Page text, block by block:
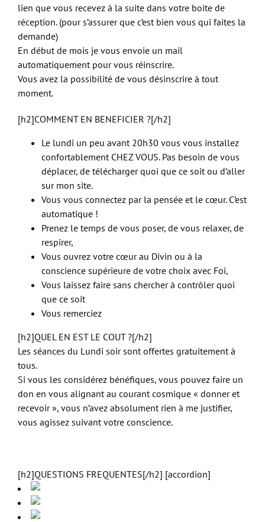
lien que vous recevez à la suite dans votre boite de
réception. (pour s’assurer que c’est bien vous qui faites la
demande)
En début de mois je vous envoie un mail
automatiquement pour vous réinscrire.
Vous avez la possibilité de vous désinscrire à tout
moment.
[h2]COMMENT EN BENEFICIER ?[/h2]
Le lundi un peu avant 20h30 vous vous installez
confortablement CHEZ VOUS. Pas besoin de vous
déplacer, de télécharger quoi que ce soit ou d’aller
sur mon site.
Vous vous connectez par la pensée et le cœur. C’est
automatique !
Prenez le temps de vous poser, de vous relaxer, de
respirer,
Vous ouvrez votre cœur au Divin ou à la
conscience supérieure de votre choix avec Foi,
Vous laissez faire sans chercher à contrôler quoi
que ce soit
Vous remerciez
[h2]QUEL EN EST LE COUT ?[/h2]
Les séances du Lundi soir sont offertes gratuitement à
tous.
Si vous les considérez bénéfiques, vous pouvez faire un
don en vous alignant au courant cosmique « donner et
recevoir », vous n’avez absolument rien à me justifier,
vous agissez suivant votre conscience.
[h2]QUESTIONS FREQUENTES[/h2] [accordion]